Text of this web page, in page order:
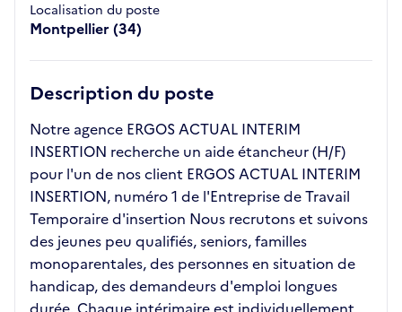
Localisation du poste
Montpellier (34)
Description du poste
Notre agence ERGOS ACTUAL INTERIM
INSERTION recherche un aide étancheur (H/F)
pour l'un de nos client ERGOS ACTUAL INTERIM
INSERTION, numéro 1 de l'Entreprise de Travail
Temporaire d'insertion Nous recrutons et suivons
des jeunes peu qualifiés, seniors, familles
monoparentales, des personnes en situation de
handicap, des demandeurs d'emploi longues